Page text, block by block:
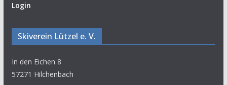
Login
Skiverein Lützel e. V.
In den Eichen 8
57271 Hilchenbach